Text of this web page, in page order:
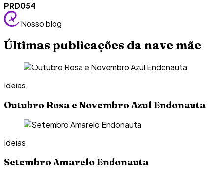
PRD054
Nosso blog
Últimas publicações da nave mãe
Ideias
Outubro Rosa e Novembro Azul Endonauta
Ideias
Setembro Amarelo Endonauta